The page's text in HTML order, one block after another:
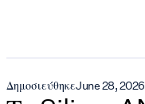
ΔημοσιεύθηκεJune 28, 2026